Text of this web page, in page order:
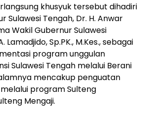
khusyuk tersebut dihadiri
Sulawesi Tengah, Dr. H. Anwar
Wakil Gubernur Sulawesi
Lamadjido, Sp.PK., M.Kes., sebagai
program unggulan
Sulawesi Tengah melalui Berani
mencakup penguatan
program Sulteng
Mengaji.